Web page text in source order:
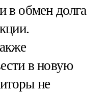
в обмен долга
в новую
не